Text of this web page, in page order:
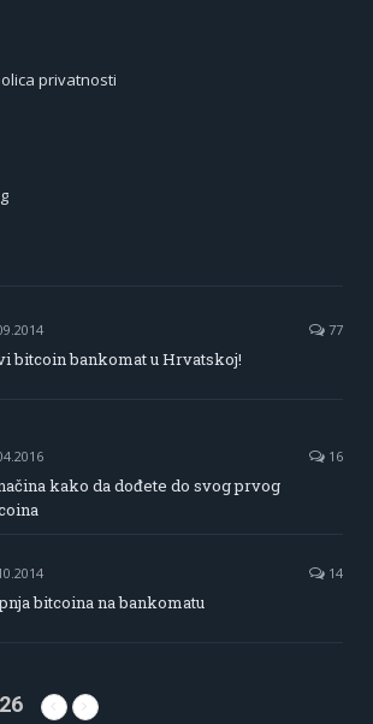
privatnosti
77
bitcoin bankomat u Hrvatskoj!
16
kako da dođete do svog prvog
14
bitcoina na bankomatu